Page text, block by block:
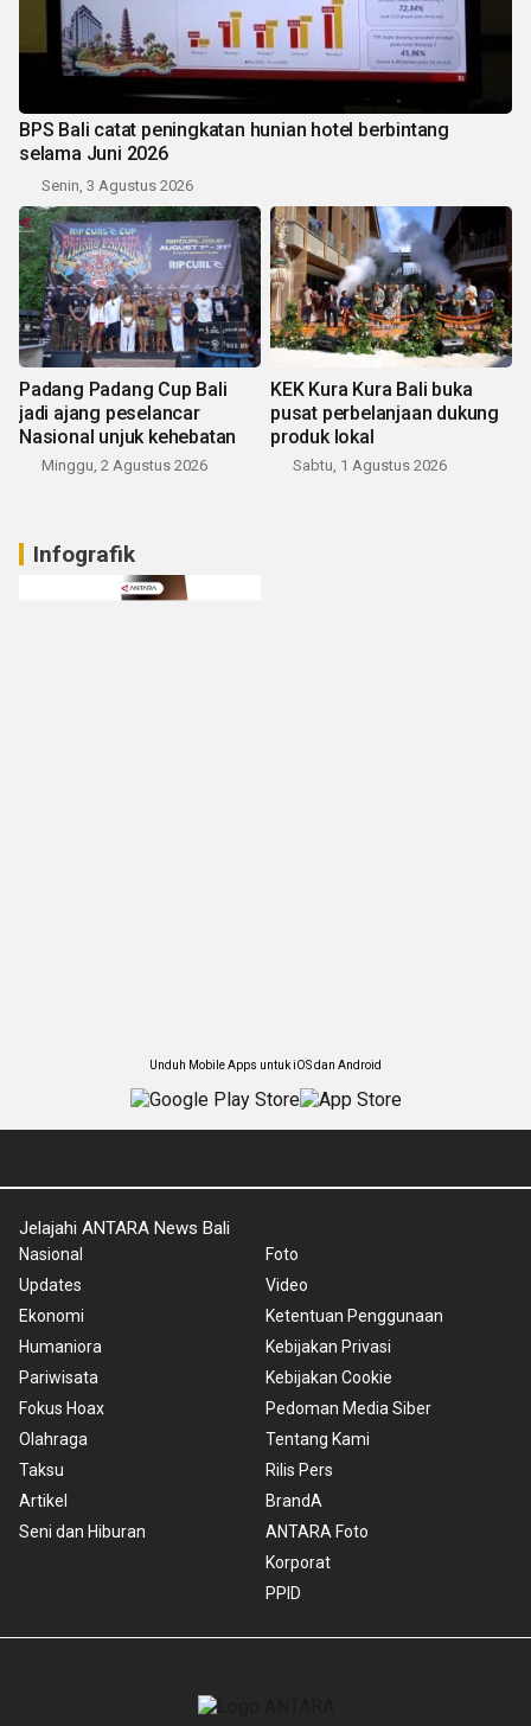
BPS Bali catat peningkatan hunian hotel berbintang
selama Juni 2026
Senin, 3 Agustus 2026
Padang Padang Cup Bali
jadi ajang peselancar
Nasional unjuk kehebatan
Minggu, 2 Agustus 2026
KEK Kura Kura Bali buka
pusat perbelanjaan dukung
produk lokal
Sabtu, 1 Agustus 2026
Infografik
Unduh Mobile Apps untuk iOS dan Android
Jelajahi ANTARA News Bali
Nasional
Updates
Ekonomi
Humaniora
Pariwisata
Fokus Hoax
Olahraga
Taksu
Artikel
Seni dan Hiburan
Foto
Video
Ketentuan Penggunaan
Kebijakan Privasi
Kebijakan Cookie
Pedoman Media Siber
Tentang Kami
Rilis Pers
BrandA
ANTARA Foto
Korporat
PPID